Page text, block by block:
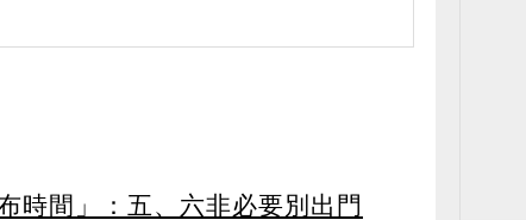
時間」：五、六非必要別出門